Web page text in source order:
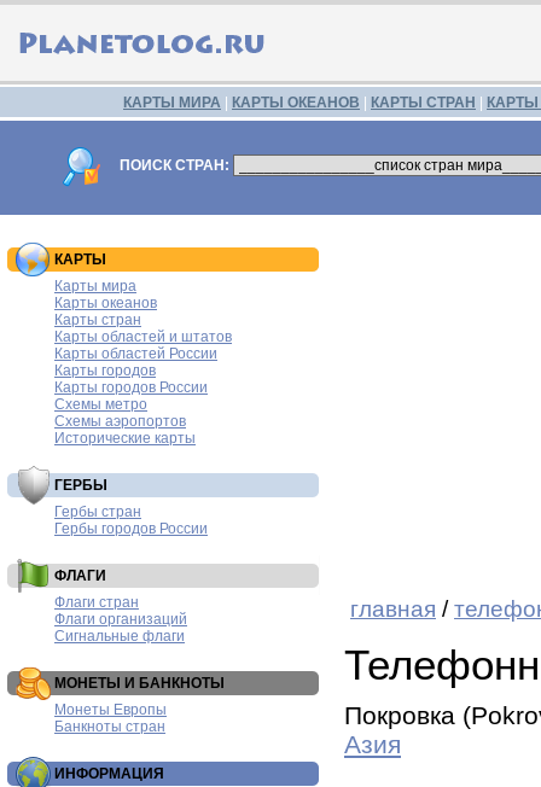
КАРТЫ МИРА КАРТЫ ОКЕАНОВ КАРТЫ СТРАН
ПОИСК СТРАН:
КАРТЫ
Карты мира
Карты океанов
Карты стран
Карты областей и штатов
Карты областей России
Карты городов
Карты городов России
Схемы метро
Схемы аэропортов
Исторические карты
ГЕРБЫ
Гербы стран
Гербы городов России
ФЛАГИ
Флаги стран
Флаги организаций
Сигнальные флаги
МОНЕТЫ И БАНКНОТЫ
Монеты Европы
Банкноты стран
ИНФОРМАЦИЯ
главная /
Покровка
Азия